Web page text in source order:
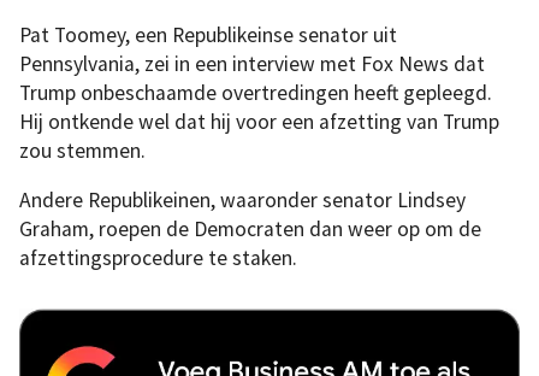
Pat Toomey, een Republikeinse senator uit
Pennsylvania, zei in een interview met Fox News dat
Trump onbeschaamde overtredingen heeft gepleegd.
Hij ontkende wel dat hij voor een afzetting van Trump
zou stemmen.
Andere Republikeinen, waaronder senator Lindsey
Graham, roepen de Democraten dan weer op om de
afzettingsprocedure te staken.